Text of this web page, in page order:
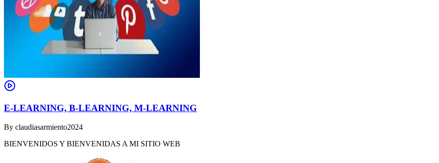
E-LEARNING, B-LEARNING, M-LEARNING
By claudiasarmiento2024
BIENVENIDOS Y BIENVENIDAS A MI SITIO WEB